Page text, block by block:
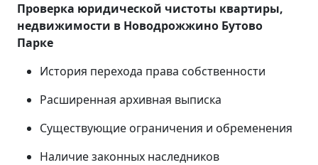
Проверка юридической чистоты квартиры,
недвижимости в Новодрожжино Бутово
Парке
История перехода права собственности
Расширенная архивная выписка
Существующие ограничения и обременения
Наличие законных наследников